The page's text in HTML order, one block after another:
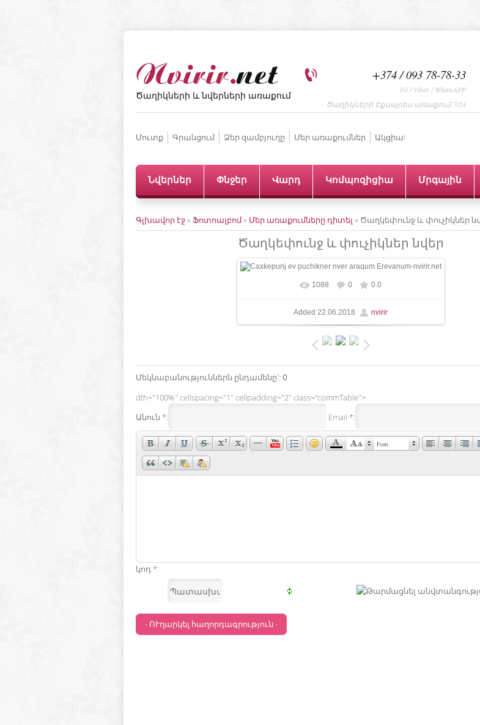
Ծաղիկների և նվերների առաքում
+374 / 093 78-78-33
Tel / Viber / WhatsAPP
Ծաղիկների Էքսպրես առաքում 7/24
Մուտք Գրանցում Ձեր զամբյուղը Մեր առաքումներ Ակցիա!
Նվերներ Փնջեր Վարդ Կոմպոզիցիա Մրգային
Գլխավոր էջ» Ֆոտոալբոմ» Մեր առաքումները դիտել » Ծաղկեփունջ և փուչիկներ
Ծաղկեփունջ և փուչիկներ նվեր
In real size 402x536 / 41.2Kb
1088 0 0.0
Added 22.06.2018 nvirir
Մեկնաբանություններն ընդամենը՝: 0
dth="100%" cellspacing="1" cellpadding="2" class="commTable">
Անուն *:
Email *:
Font
կոդ *: